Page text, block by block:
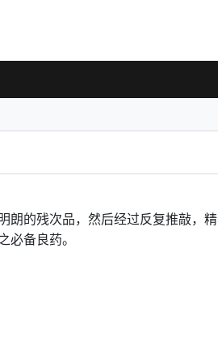
朗的残次品，然后经过反复推敲，精
备良药。